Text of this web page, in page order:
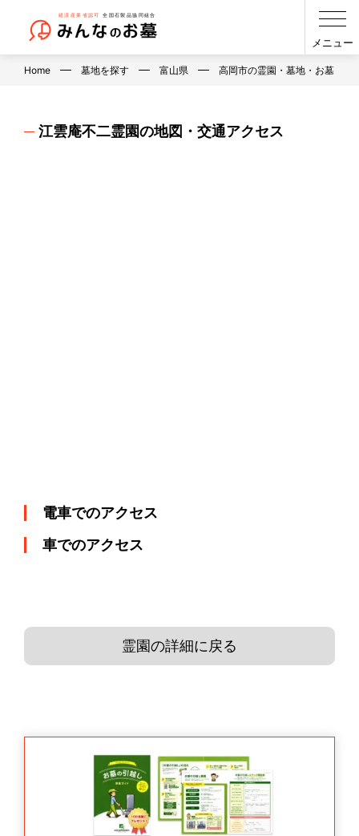
メニュー
Home 墓地を探す 富山県 高岡市の霊園・墓地・お墓
江雲庵不二霊園の地図・交通アクセス
電車でのアクセス
車でのアクセス
霊園の詳細に戻る